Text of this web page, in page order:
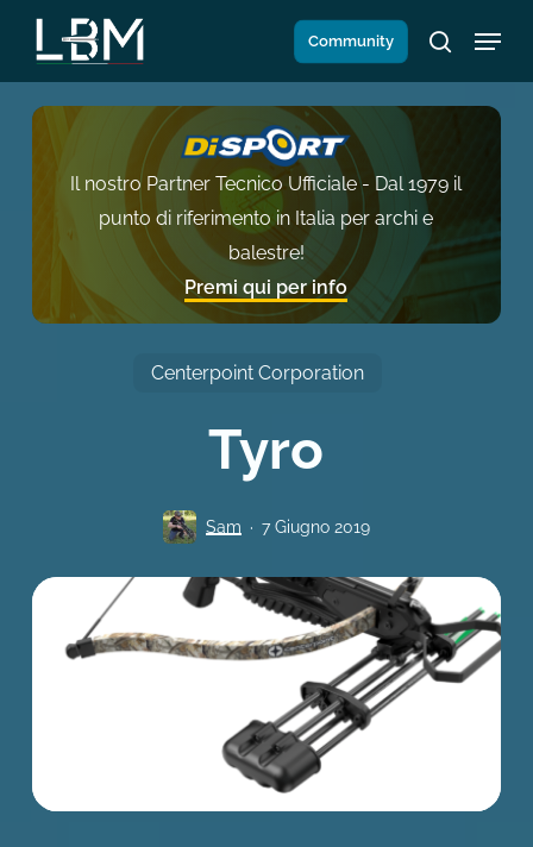
Salta
contenuto
principale
Community
search
Menu
Il nostro Partner Tecnico Ufficiale - Dal 1979 il
punto di riferimento in Italia per archi e
balestre!
Premi qui per info
Centerpoint Corporation
Tyro
Sam 7 Giugno 2019